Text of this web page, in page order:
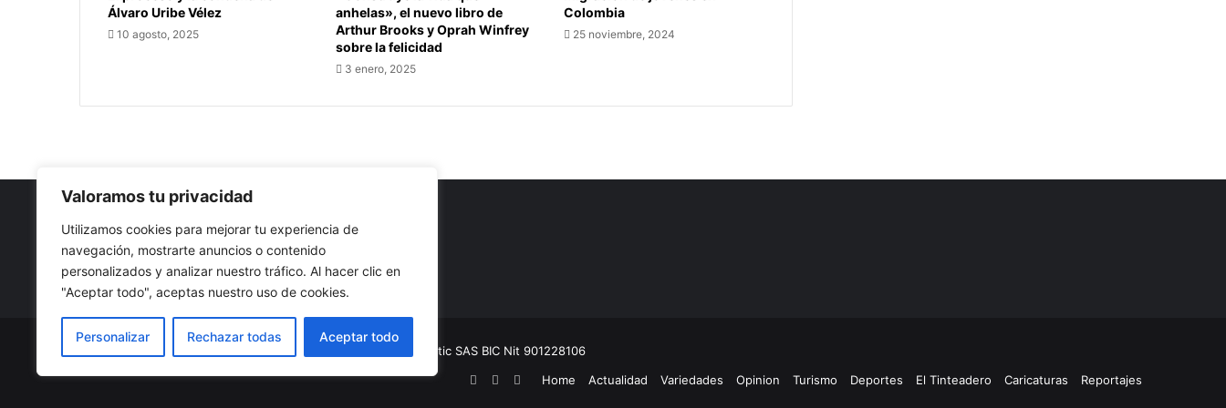
Valoramos tu privacidad
Utilizamos cookies para mejorar tu experiencia de
navegación, mostrarte anuncios o contenido
personalizados y analizar nuestro tráfico. Al hacer clic en
"Aceptar todo", aceptas nuestro uso de cookies.
Personalizar Rechazar todas Aceptar todo
Álvaro Uribe Vélez
10 agosto, 2025
anhelas», el nuevo libro de
Arthur Brooks y Oprah Winfrey
sobre la felicidad
3 enero, 2025
Colombia
25 noviembre, 2024
Nuestro propósito: Compartir opinión, actualidad y noticias
con la mejor calidad y sin censura.
Comunitic SAS BIC Nit 901228106
Home
Actualidad Variedades Opinion Turismo Deportes El Tinteadero Caricaturas Reportajes
FacebookYouTubeInstagram